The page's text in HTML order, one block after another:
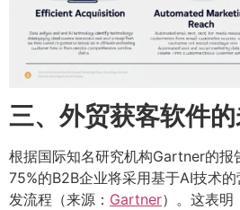
三、外贸获客软件
根据国际知名研究机构Gartner的报
75%的B2B企业将采用基于AI技术
发流程（来源： Gartner）。这表明